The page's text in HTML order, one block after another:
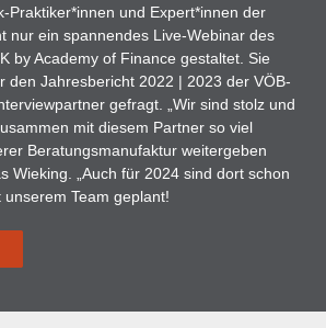
Praktiker*innen und Expert*innen der
nur ein spannendes Live-Webinar des
by Academy of Finance gestaltet. Sie
den Jahresbericht 2022 | 2023 der VÖB-
gefragt. „Wir sind stolz und
mit diesem Partner so viel
Beratungsmanufaktur weitergeben
Wieking. „Auch für 2024 sind dort schon
Team geplant!